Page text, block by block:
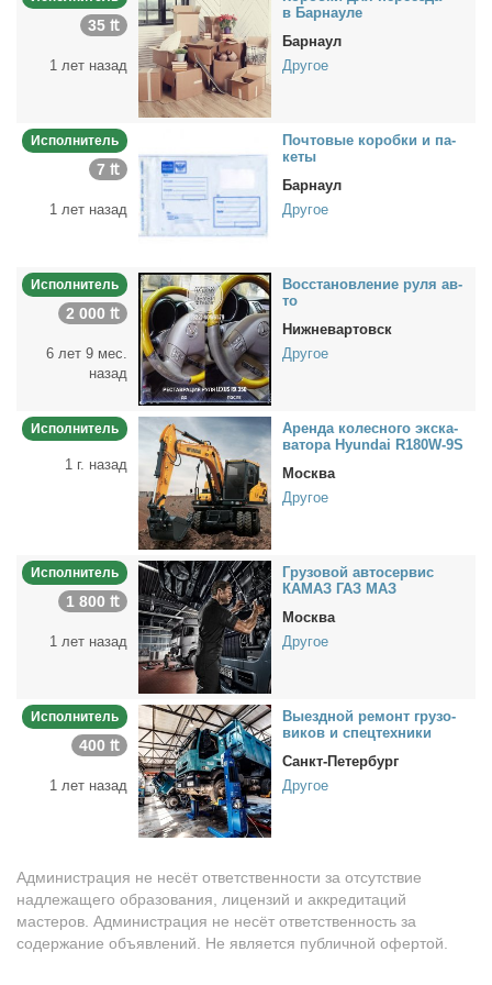
35 ₶
1 лет назад
в Бар­нау­ле
Барнаул
Другое
Исполнитель
7 ₶
1 лет назад
Поч­то­вые ко­роб­ки и па­
ке­ты
Барнаул
Другое
Исполнитель
2 000 ₶
6 лет 9 мес.
назад
Вос­ста­нов­ле­ние ру­ля ав­
то
Нижневартовск
Другое
Исполнитель
1 г. назад
Арен­да ко­лес­но­го экс­ка­
ва­то­ра Hyundai R180W-9S
Москва
Другое
Исполнитель
1 800 ₶
1 лет назад
Гру­зо­вой ав­то­сер­вис
КАМАЗ ГАЗ МАЗ
Москва
Другое
Исполнитель
400 ₶
1 лет назад
Вы­езд­ной ре­монт гру­зо­
ви­ков и спец­тех­ни­ки
Санкт-Петербург
Другое
Администрация не несёт ответственности за отсутствие
надлежащего образования, лицензий и аккредитаций
мастеров. Администрация не несёт ответственность за
содержание объявлений. Не является публичной офертой.